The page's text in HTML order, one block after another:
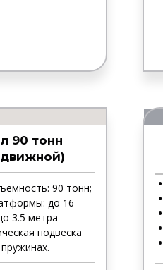
90 тонн
90 тонн;
до 16
3.5 метра
подвеска